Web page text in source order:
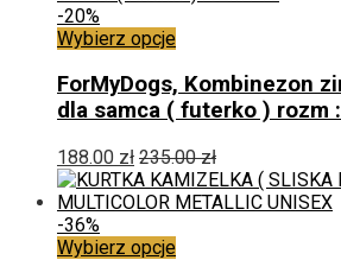
-20%
Wybierz opcjeTen
ma
wiele
wariantów.
Opcje
można
wybrać
na
stronie
produktu
ForMyDogs, Kombinezon
dla samca ( futerko ) rozm
188.00 zł 235.00zł
-36%
Wybierz opcjeTen